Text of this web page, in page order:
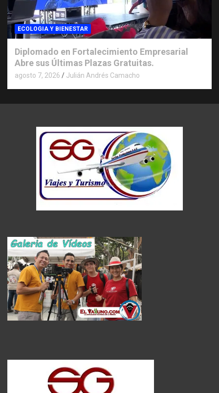
ECOLOGIA Y BIENESTAR
Diplomado en Fortalecimiento Empresarial
Abre sus Últimas Plazas Gratuitas.
agosto 7, 2026 Julián Andrés Camacho